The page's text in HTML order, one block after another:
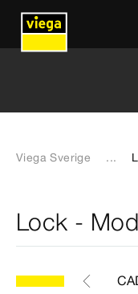
Viega Sverige ...
Lock -
Artiklar